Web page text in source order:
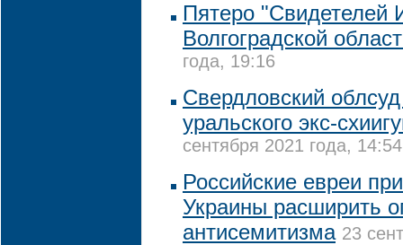
Пятеро "Свидетелей
Волгоградской
года, 19:16
Свердловский
уральского экс-
сентября 2021 года, 14:54
Российские евреи
Украины расширить
антисемитизма 23